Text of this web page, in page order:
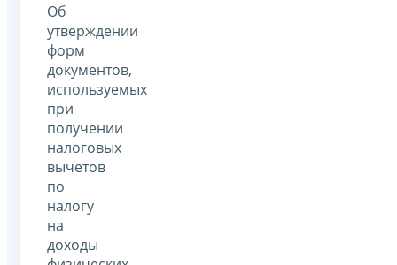
Об
утверждении
форм
документов,
используемых
при
получении
налоговых
вычетов
по
налогу
на
доходы